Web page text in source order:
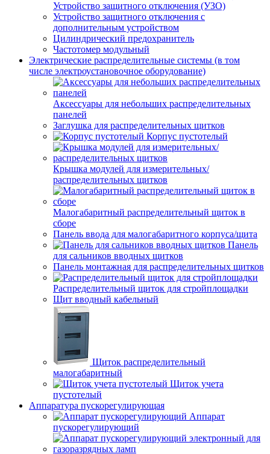
Устройство защитного отключения (УЗО)
Устройство защитного отключения с
дополнительным устройством
Цилиндрический предохранитель
Частотомер модульный
Электрические распределительные системы (в том
числе электроустановочное оборудование)
Аксессуары для небольших распределительных
панелей
Заглушка для распределительных щитков
Корпус пустотелый
Крышка модулей для измерительных/
распределительных щитков
Малогабаритный распределительный щиток в
сборе
Панель ввода для малогабаритного корпуса/щита
Панель
для сальников вводных щитков
Панель монтажная для распределительных щитков
Распределительный щиток для стройплощадки
Щит вводный кабельный
Щиток распределительный
малогабаритный
Щиток учета
пустотелый
Аппаратура пускорегулирующая
Аппарат
пускорегулирующий